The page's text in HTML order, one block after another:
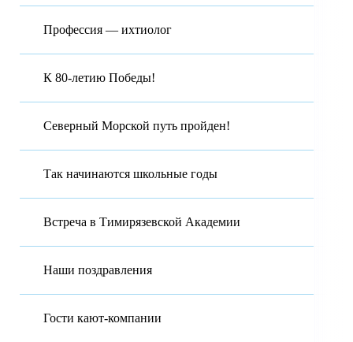
Профессия — ихтиолог
К 80-летию Победы!
Северный Морской путь пройден!
Так начинаются школьные годы
Встреча в Тимирязевской Академии
Наши поздравления
Гости кают-компании